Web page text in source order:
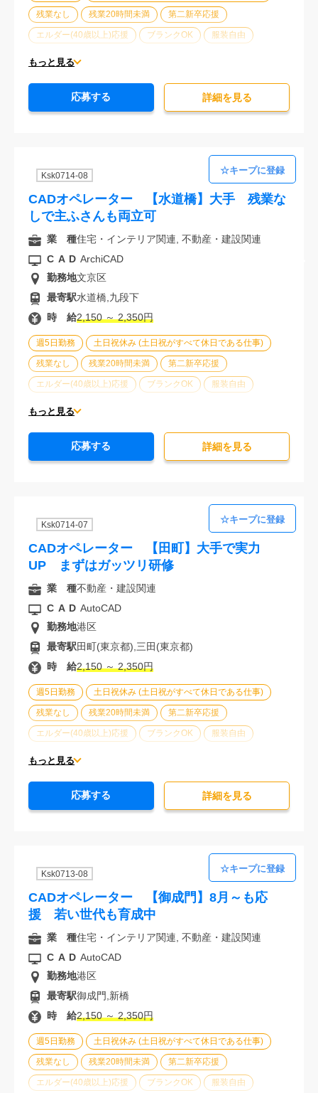
残業なし 残業20時間未満 第二新卒応援
エルダー(40歳以上)応援 ブランクOK 服装自由
大手企業
もっと見る
応募する 詳細を⾒る
Ksk0714-08
CADオペレーター 【水道橋】大手 残業な
しで主ふさんも両立可
週5日勤務 土日祝休み (土日祝がすべて休日である仕事)
残業なし 残業20時間未満 第二新卒応援
エルダー(40歳以上)応援 ブランクOK 服装自由
大手企業
もっと見る
業 種住宅・インテリア関連, 不動産・建設関連
CAD ArchiCAD
勤務地文京区
最寄駅水道橋,九段下
時 給2,150 ～ 2,350円
応募する 詳細を⾒る
Ksk0714-07
CADオペレーター 【田町】大手で実力
UP まずはガッツリ研修
週5日勤務 土日祝休み (土日祝がすべて休日である仕事)
残業なし 残業20時間未満 第二新卒応援
エルダー(40歳以上)応援 ブランクOK 服装自由
大手企業
もっと見る
業 種不動産・建設関連
CAD AutoCAD
勤務地港区
最寄駅田町(東京都),三田(東京都)
時 給2,150 ～ 2,350円
応募する 詳細を⾒る
Ksk0713-08
CADオペレーター 【御成門】8月～も応
援 若い世代も育成中
週5日勤務 土日祝休み (土日祝がすべて休日である仕事)
残業なし 残業20時間未満 第二新卒応援
エルダー(40歳以上)応援 ブランクOK 服装自由
業 種住宅・インテリア関連, 不動産・建設関連
CAD AutoCAD
勤務地港区
最寄駅御成門,新橋
時 給2,150 ～ 2,350円